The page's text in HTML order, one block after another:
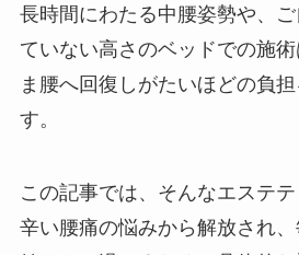
長時間にわたる中腰姿勢や、
ていない高さのベッドでの施
ま腰へ回復しがたいほどの負
す。
この記事では、そんなエステ
辛い腰痛の悩みから解放され